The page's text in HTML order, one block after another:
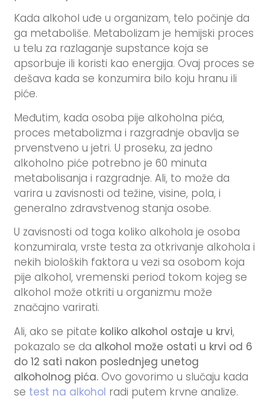
Kada alkohol uđe u organizam, telo počinje da
ga metaboliše. Metabolizam je hemijski proces
u telu za razlaganje supstance koja se
apsorbuje ili koristi kao energija. Ovaj proces se
dešava kada se konzumira bilo koju hranu ili
piće.
Međutim, kada osoba pije alkoholna pića,
proces metabolizma i razgradnje obavlja se
prvenstveno u jetri. U proseku, za jedno
alkoholno piće potrebno je 60 minuta
metabolisanja i razgradnje. Ali, to može da
varira u zavisnosti od težine, visine, pola, i
generalno zdravstvenog stanja osobe.
U zavisnosti od toga koliko alkohola je osoba
konzumirala, vrste testa za otkrivanje alkohola i
nekih bioloških faktora u vezi sa osobom koja
pije alkohol, vremenski period tokom kojeg se
alkohol može otkriti u organizmu može
značajno varirati.
Ali, ako se pitate koliko alkohol ostaje u krvi,
pokazalo se da alkohol može ostati u krvi od 6
do 12 sati nakon poslednjeg unetog
alkoholnog pića. Ovo govorimo u slučaju kada
se test na alkohol radi putem krvne analize.